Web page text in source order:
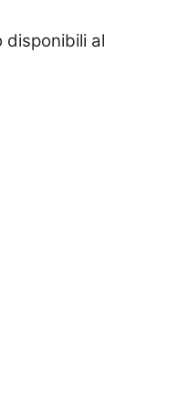
disponibili al